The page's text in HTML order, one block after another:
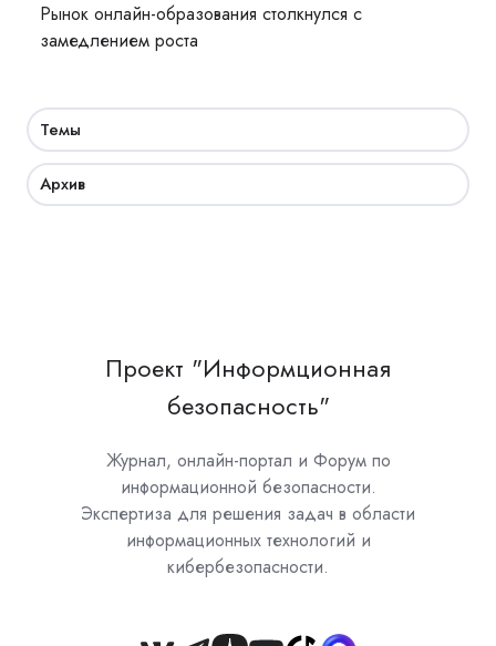
Рынок онлайн-образования столкнулся с
замедлением роста
Темы
Архив
Проект "Информционная
безопасность"
Журнал, онлайн-портал и Форум по
информационной безопасности.
Экспертиза для решения задач в области
информационных технологий и
кибербезопасности.